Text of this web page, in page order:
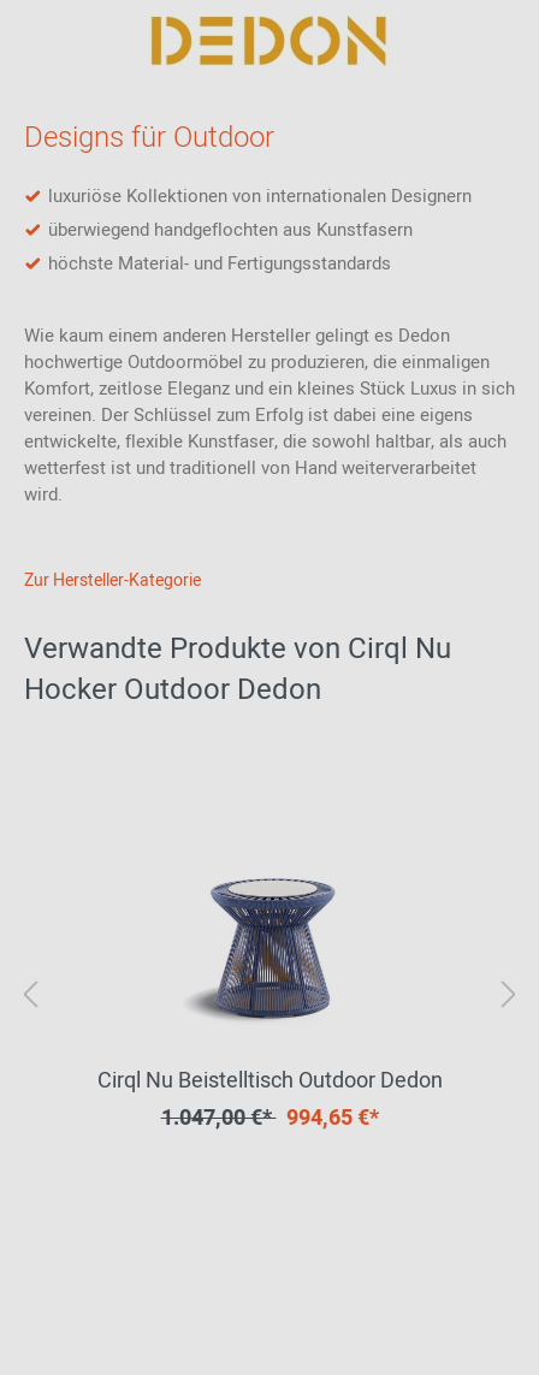
Designs für Outdoor
luxuriöse Kollektionen von internationalen Designern
überwiegend handgeflochten aus Kunstfasern
höchste Material- und Fertigungsstandards
Wie kaum einem anderen Hersteller gelingt es Dedon
hochwertige Outdoormöbel zu produzieren, die einmaligen
Komfort, zeitlose Eleganz und ein kleines Stück Luxus in sich
vereinen. Der Schlüssel zum Erfolg ist dabei eine eigens
entwickelte, flexible Kunstfaser, die sowohl haltbar, als auch
wetterfest ist und traditionell von Hand weiterverarbeitet
wird.
Zur Hersteller-Kategorie
Verwandte Produkte von Cirql Nu
Hocker Outdoor Dedon
Cirql Nu Beistelltisch Outdoor Dedon
1.047,00 €*994,65 €*